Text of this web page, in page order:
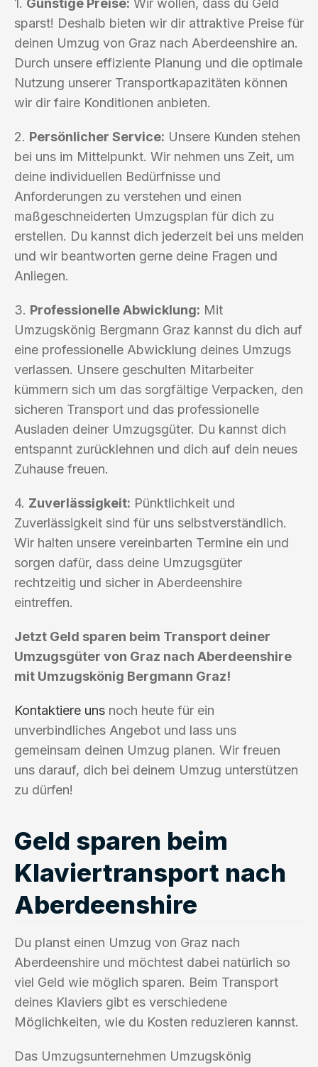
1. Günstige Preise: Wir wollen, dass du Geld
sparst! Deshalb bieten wir dir attraktive Preise für
deinen Umzug von Graz nach Aberdeenshire an.
Durch unsere effiziente Planung und die optimale
Nutzung unserer Transportkapazitäten können
wir dir faire Konditionen anbieten.
2. Persönlicher Service: Unsere Kunden stehen
bei uns im Mittelpunkt. Wir nehmen uns Zeit, um
deine individuellen Bedürfnisse und
Anforderungen zu verstehen und einen
maßgeschneiderten Umzugsplan für dich zu
erstellen. Du kannst dich jederzeit bei uns melden
und wir beantworten gerne deine Fragen und
Anliegen.
3. Professionelle Abwicklung: Mit
Umzugskönig Bergmann Graz kannst du dich auf
eine professionelle Abwicklung deines Umzugs
verlassen. Unsere geschulten Mitarbeiter
kümmern sich um das sorgfältige Verpacken, den
sicheren Transport und das professionelle
Ausladen deiner Umzugsgüter. Du kannst dich
entspannt zurücklehnen und dich auf dein neues
Zuhause freuen.
4. Zuverlässigkeit: Pünktlichkeit und
Zuverlässigkeit sind für uns selbstverständlich.
Wir halten unsere vereinbarten Termine ein und
sorgen dafür, dass deine Umzugsgüter
rechtzeitig und sicher in Aberdeenshire
eintreffen.
Jetzt Geld sparen beim Transport deiner
Umzugsgüter von Graz nach Aberdeenshire
mit Umzugskönig Bergmann Graz!
Kontaktiere uns noch heute für ein
unverbindliches Angebot und lass uns
gemeinsam deinen Umzug planen. Wir freuen
uns darauf, dich bei deinem Umzug unterstützen
zu dürfen!
Geld sparen beim
Klaviertransport nach
Aberdeenshire
Du planst einen Umzug von Graz nach
Aberdeenshire und möchtest dabei natürlich so
viel Geld wie möglich sparen. Beim Transport
deines Klaviers gibt es verschiedene
Möglichkeiten, wie du Kosten reduzieren kannst.
Das Umzugsunternehmen Umzugskönig